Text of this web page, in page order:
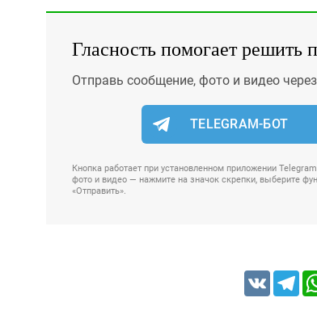
Гласность помогает решить
Отправь сообщение, фото и видео
TELEGRAM-БОТ
Кнопка работает при установленном приложении
фото и видео — нажмите на значок скрепки, выберите
«Отправить».
VK